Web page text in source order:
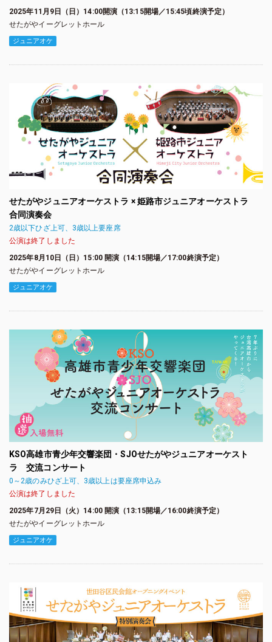
2025年11月9日（日）14:00開演（13:15開場／15:45頃終演予定）
せたがやイーグレットホール
ジュニアオケ
せたがやジュニアオーケストラ × 姫路市ジュニアオーケストラ
合同演奏会
2歳以下ひざ上可、3歳以上要座席
公演は終了しました
2025年8月10日（日）15:00 開演（14:15開場／17:00終演予定）
せたがやイーグレットホール
ジュニアオケ
KSO高雄市青少年交響楽団・SJOせたがやジュニアオーケスト
ラ 交流コンサート
0～2歳のみひざ上可、3歳以上は要座席申込み
公演は終了しました
2025年7月29日（火）14:00 開演（13:15開場／16:00終演予定）
せたがやイーグレットホール
ジュニアオケ